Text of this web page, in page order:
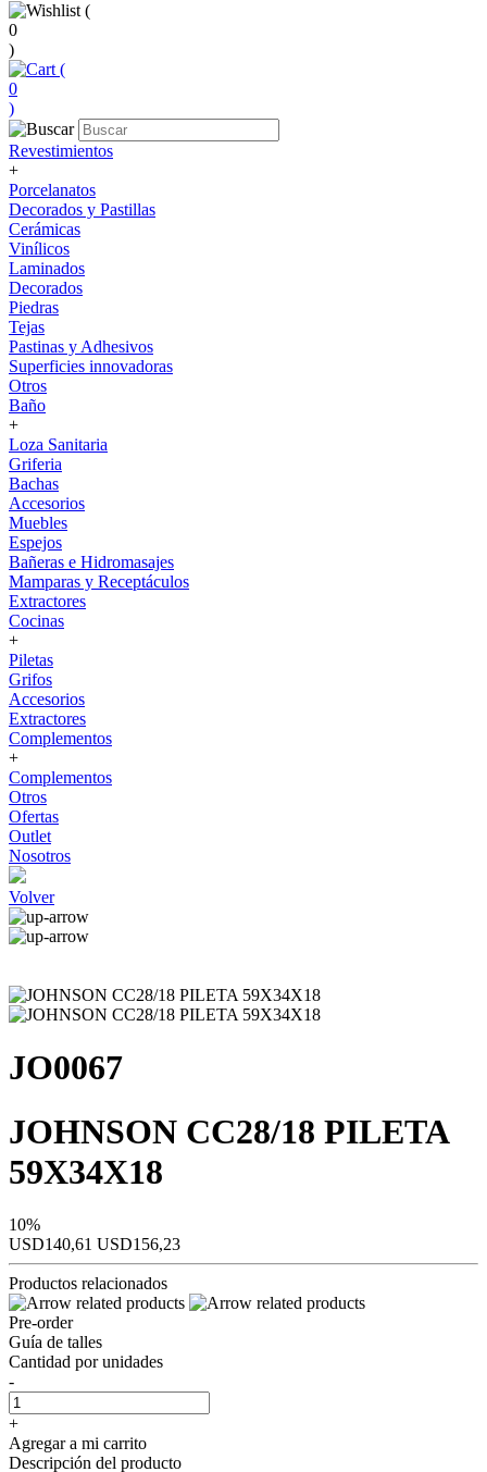
(
0
)
(
0
)
Revestimientos
+
Porcelanatos
Decorados y Pastillas
Cerámicas
Vinílicos
Laminados
Decorados
Piedras
Tejas
Pastinas y Adhesivos
Superficies innovadoras
Otros
Baño
+
Loza Sanitaria
Griferia
Bachas
Accesorios
Muebles
Espejos
Bañeras e Hidromasajes
Mamparas y Receptáculos
Extractores
Cocinas
+
Piletas
Grifos
Accesorios
Extractores
Complementos
+
Complementos
Otros
Ofertas
Outlet
Nosotros
Volver
JO0067
JOHNSON CC28/18 PILETA
59X34X18
10%
USD140,61 USD156,23
Productos relacionados
Pre-order
Guía de talles
Cantidad por unidades
-
+
Agregar a mi carrito
Descripción del producto